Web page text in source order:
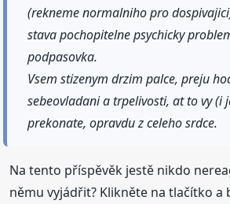
(rekneme normalniho pro
stava pochopitelne psychicky
podpasovka.
Vsem stizenym drzim palce, preju
sebeovladani a trpelivosti, at to vy (i
prekonate, opravdu z celeho srdce.
Na tento příspěvěk jestě nikdo
němu vyjádřit? Klikněte na tlačítko a